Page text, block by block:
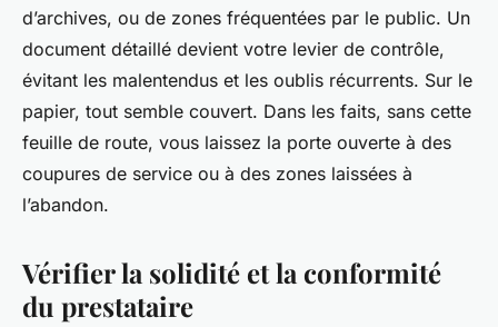
d’archives, ou de zones fréquentées par le public. Un
document détaillé devient votre levier de contrôle,
évitant les malentendus et les oublis récurrents. Sur le
papier, tout semble couvert. Dans les faits, sans cette
feuille de route, vous laissez la porte ouverte à des
coupures de service ou à des zones laissées à
l’abandon.
Vérifier la solidité et la conformité
du prestataire